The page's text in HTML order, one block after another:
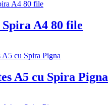
A4 80 file
A5 cu Spira Pigna